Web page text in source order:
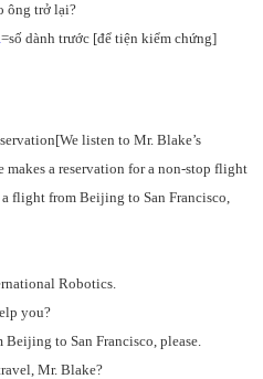
ông trở lại?
=số dành trước [để tiện kiểm chứng]
listen to Mr. Blake’s
a reservation for a non-stop flight
flight from Beijing to San Francisco,
Robotics.
you?
to San Francisco, please.
Mr. Blake?